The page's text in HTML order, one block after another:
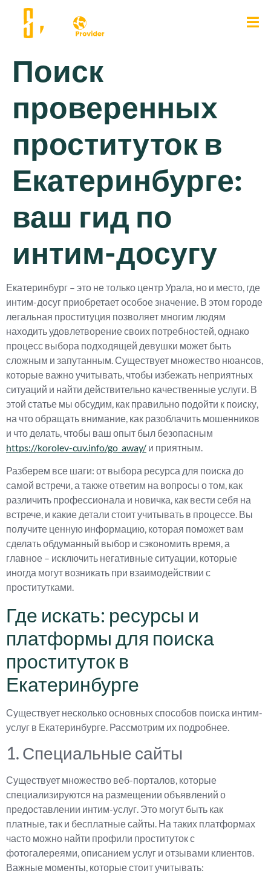
Поиск
проверенных
проституток в
Екатеринбурге:
ваш гид по
интим-досугу
Екатеринбург – это не только центр Урала, но и место, где
интим-досуг приобретает особое значение. В этом городе
легальная проституция позволяет многим людям
находить удовлетворение своих потребностей, однако
процесс выбора подходящей девушки может быть
сложным и запутанным. Существует множество нюансов,
которые важно учитывать, чтобы избежать неприятных
ситуаций и найти действительно качественные услуги. В
этой статье мы обсудим, как правильно подойти к поиску,
на что обращать внимание, как разоблачить мошенников
и что делать, чтобы ваш опыт был безопасным
https://korolev-cuv.info/go_away/ и приятным.
Разберем все шаги: от выбора ресурса для поиска до
самой встречи, а также ответим на вопросы о том, как
различить профессионала и новичка, как вести себя на
встрече, и какие детали стоит учитывать в процессе. Вы
получите ценную информацию, которая поможет вам
сделать обдуманный выбор и сэкономить время, а
главное – исключить негативные ситуации, которые
иногда могут возникать при взаимодействии с
проститутками.
Где искать: ресурсы и
платформы для поиска
проституток в
Екатеринбурге
Существует несколько основных способов поиска интим-
услуг в Екатеринбурге. Рассмотрим их подробнее.
1. Специальные сайты
Существует множество веб-порталов, которые
специализируются на размещении объявлений о
предоставлении интим-услуг. Это могут быть как
платные, так и бесплатные сайты. На таких платформах
часто можно найти профили проституток с
фотогалереями, описанием услуг и отзывами клиентов.
Важные моменты, которые стоит учитывать: